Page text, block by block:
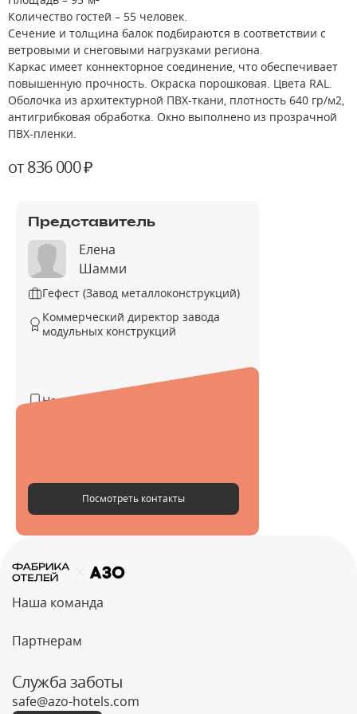
Количество гостей – 55 человек.
Сечение и толщина балок подбираются в соответствии с
ветровыми и снеговыми нагрузками региона.
Каркас имеет коннекторное соединение, что обеспечивает
повышенную прочность. Окраска порошковая. Цвета RAL.
Оболочка из архитектурной ПВХ-ткани, плотность 640 гр/м2,
антигрибковая обработка. Окно выполнено из прозрачной
ПВХ-пленки.
от 836 000 ₽
Представитель
Елена
Шамми
Гефест (Завод металлоконструкций)
Коммерческий директор завода
модульных конструкций
Не указан
Посмотреть контакты
Наша команда
Партнерам
Служба заботы
safe@azo-hotels.com